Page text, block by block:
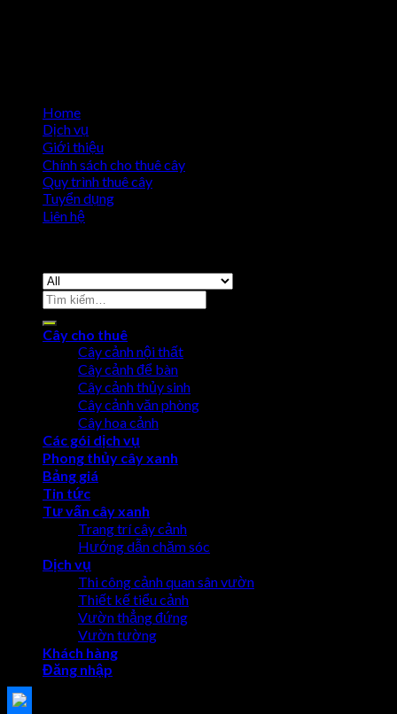
Home
Dịch vụ
Giới thiệu
Chính sách cho thuê cây
Quy trình thuê cây
Tuyển dụng
Liên hệ
Cây cho thuê
Cây cảnh nội thất
Cây cảnh để bàn
Cây cảnh thủy sinh
Cây cảnh văn phòng
Cây hoa cảnh
Các gói dịch vụ
Phong thủy cây xanh
Bảng giá
Tin tức
Tư vấn cây xanh
Trang trí cây cảnh
Hướng dẫn chăm sóc
Dịch vụ
Thi công cảnh quan sân vườn
Thiết kế tiểu cảnh
Vườn thẳng đứng
Vườn tường
Khách hàng
Đăng nhập